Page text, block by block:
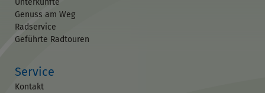
Genuss am Weg
Radservice
Geführte Radtouren
Service
Kontakt